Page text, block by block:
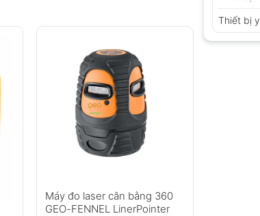
Thiết bị
Máy đo laser cân bằng 360
GEO-FENNEL LinerPointer